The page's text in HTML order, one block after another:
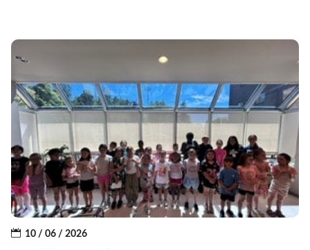
10 / 06 / 2026